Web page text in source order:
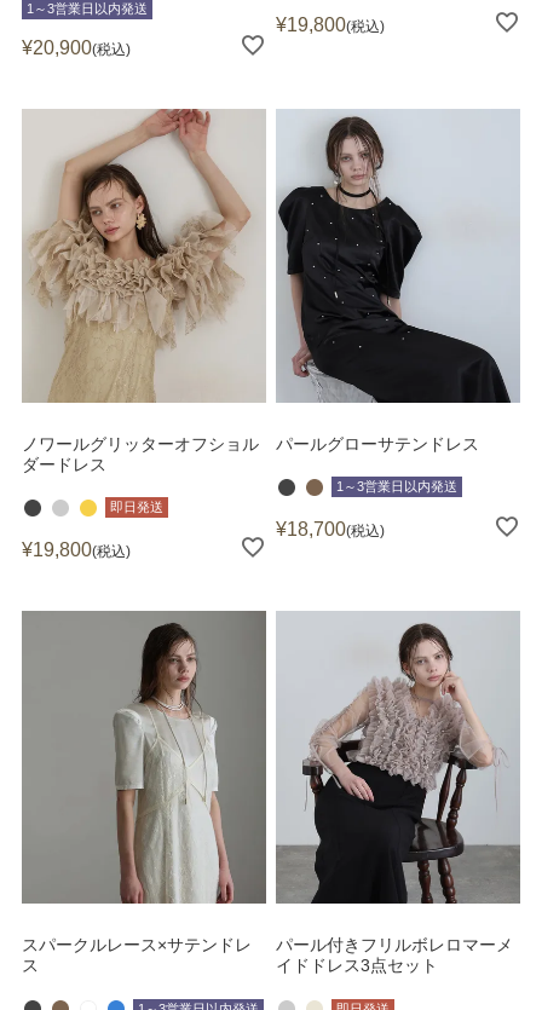
1～3営業日以内発送
¥20,900 税込
¥19,800 税込
ノワールグリッターオフショル
ダードレス
即日発送
¥19,800 税込
パールグローサテンドレス
1～3営業日以内発送
¥18,700 税込
スパークルレース×サテンドレ
ス
パール付きフリルボレロマーメ
イドドレス3点セット